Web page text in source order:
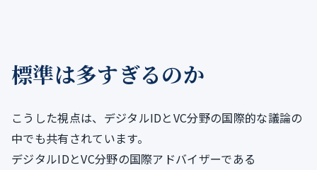
標準は多すぎるのか
こうした視点は、デジタルIDとVC分野の国際的な議論の
中でも共有されています。
デジタルIDとVC分野の国際アドバイザーである